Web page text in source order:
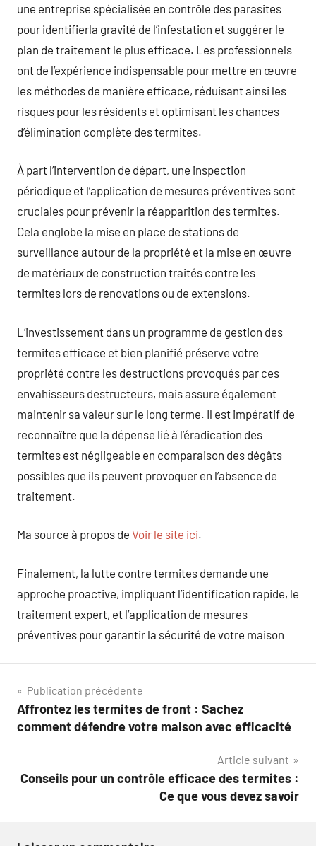
une entreprise spécialisée en contrôle des parasites
pour identifierla gravité de l’infestation et suggérer le
plan de traitement le plus efficace. Les professionnels
ont de l’expérience indispensable pour mettre en œuvre
les méthodes de manière efficace, réduisant ainsi les
risques pour les résidents et optimisant les chances
d’élimination complète des termites.
À part l’intervention de départ, une inspection
périodique et l’application de mesures préventives sont
cruciales pour prévenir la réapparition des termites.
Cela englobe la mise en place de stations de
surveillance autour de la propriété et la mise en œuvre
de matériaux de construction traités contre les
termites lors de renovations ou de extensions.
L’investissement dans un programme de gestion des
termites efficace et bien planifié préserve votre
propriété contre les destructions provoqués par ces
envahisseurs destructeurs, mais assure également
maintenir sa valeur sur le long terme. Il est impératif de
reconnaître que la dépense lié à l’éradication des
termites est négligeable en comparaison des dégâts
possibles que ils peuvent provoquer en l’absence de
traitement.
Ma source à propos de Voir le site ici.
Finalement, la lutte contre termites demande une
approche proactive, impliquant l’identification rapide, le
traitement expert, et l’application de mesures
préventives pour garantir la sécurité de votre maison
Navigation
de
Publication précédente
Affrontez les termites de front : Sachez
comment défendre votre maison avec efficacité
Article suivant
Conseils pour un contrôle efficace des termites :
Ce que vous devez savoir